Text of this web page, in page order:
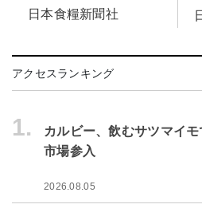
日本食糧新聞社
アクセスランキング
1.
カルビー、飲むサツマイ
市場参入
2026.08.05